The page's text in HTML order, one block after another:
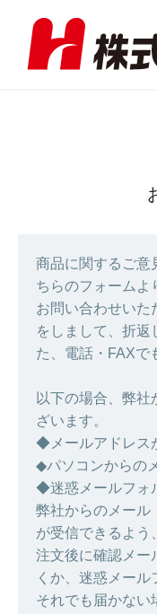
商品に関するご意
ちらのフォームよ
お問い合わせいた
をしまして、折返
た、電話・FAXで
以下の場合、弊
ざいます。
◆メールアドレス
◆パソコンからの
◆迷惑メールフォ
弊社からのメール
が受信できるよう
注文後に確認メー
くか、迷惑メール
それでも届かない